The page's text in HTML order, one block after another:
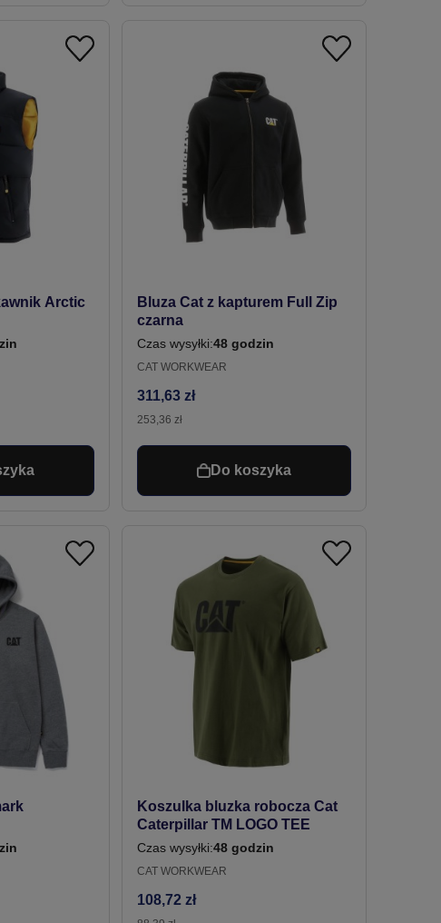
Arctic
Bluza Cat z kapturem Full Zip
czarna
Czas wysyłki:48 godzin
CAT WORKWEAR
311,63 zł
253,36 zł
Do koszyka
Koszulka bluzka robocza Cat
Caterpillar TM LOGO TEE
Czas wysyłki:48 godzin
CAT WORKWEAR
108,72 zł